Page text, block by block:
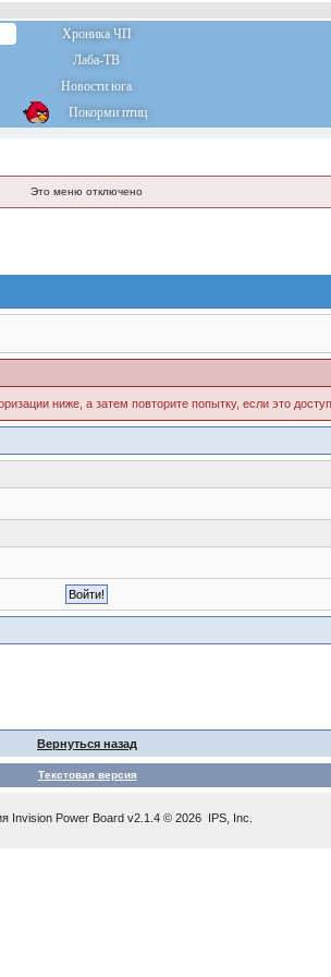
Хроника ЧП
Лаба-ТВ
Новости юга
Покорми птиц
Это меню отключено
ниже, а затем повторите попытку, если это
Вернуться назад
Текстовая версия
Invision Power Board v2.1.4 © 2026 IPS, Inc.